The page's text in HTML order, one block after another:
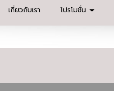
เกี่ยวกับเรา โปรโมชั่น